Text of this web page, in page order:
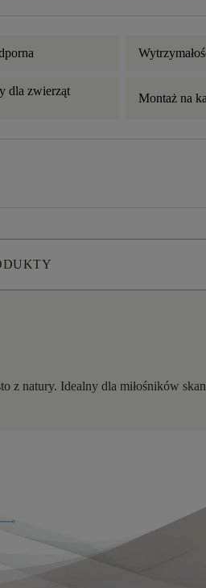
dla zwierząt
Montaż na
z natury. Idealny dla miłośników